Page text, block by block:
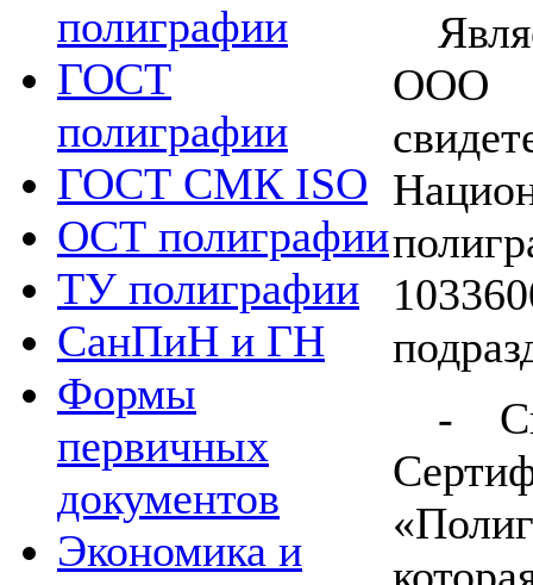
полиграфии
ГОСТ
полиграфии
ГОСТ СМК ISO
ОСТ полиграфии
ТУ полиграфии
СанПиН и ГН
Формы
первичных
документов
Экономика и
ООО
-